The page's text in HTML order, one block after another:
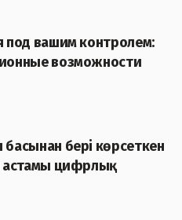
под вашим контролем:
возможности
бері көрсеткен
астамы цифрлық